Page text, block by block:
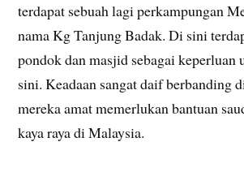
terdapat sebuah lagi perkampungan
nama Kg Tanjung Badak. Di sini
pondok dan masjid sebagai keperluan
sini. Keadaan sangat daif berbanding
mereka amat memerlukan bantuan
kaya raya di Malaysia.